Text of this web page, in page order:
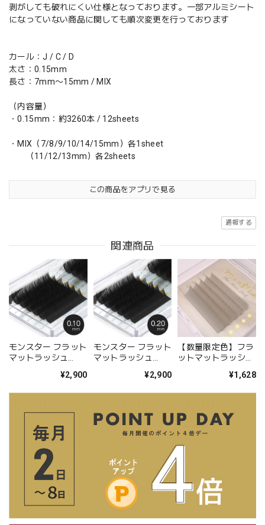
剥がしても破れにくい仕様となっております。一部アルミシート
になっていない商品に関しても順次変更を行っております
カール：J / C / D
太さ：0.15mm
長さ：7mm〜15mm / MIX
（内容量）
・0.15mm：約3260本 / 12sheets
・MIX（7/8/9/10/14/15mm）各1sheet
（11/12/13mm）各2sheets
この商品をアプリで見る
通報する
関連商品
モンスター フラット
マットラッシュ
ト）- 0.10mm¥2,900
モンスター フラット
マットラッシュ
ト）- 0.20mm¥2,900
【数量限定色】フラ
ットマットラッシュ
ローサーブル- (5列
¥1,628